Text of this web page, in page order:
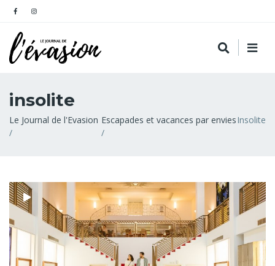
insolite
Fil
d'Ariane
Le Journal de l'Evasion Escapades et vacances par enviesInsolite